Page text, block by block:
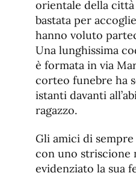
orientale della città
bastata per
hanno voluto
Una lunghissima
è formata in via
corteo funebre ha
istanti davanti
ragazzo.
Gli amici di
con uno striscione
evidenziato la sua